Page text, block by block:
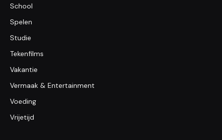
School
Spelen
Studie
Tekenfilms
Vakantie
Vermaak & Entertainment
Voeding
Vrijetijd